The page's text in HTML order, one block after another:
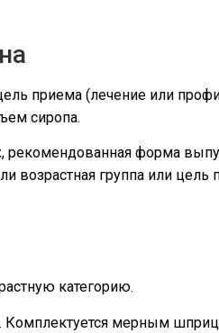
приема (лечение или
сиропа.
рекомендованная форма
возрастная группа или цель
категорию.
Комплектуется мерным